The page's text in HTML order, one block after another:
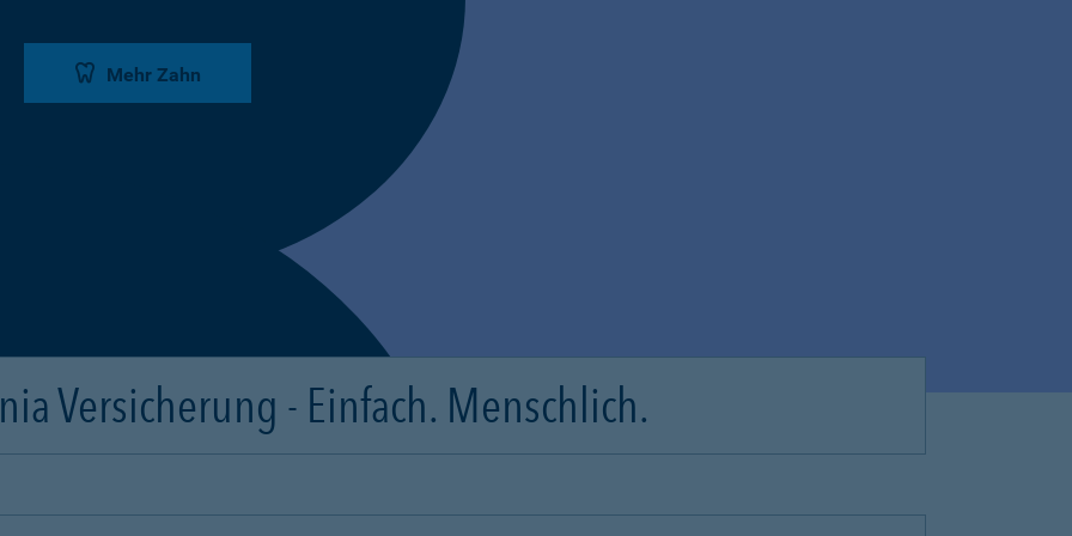
Mehr Zahn
Versicherung - Einfach. Menschlich.